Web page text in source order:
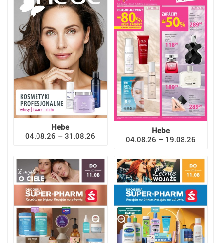
Hebe
04.08.26 – 31.08.26
Hebe
04.08.26 – 19.08.26